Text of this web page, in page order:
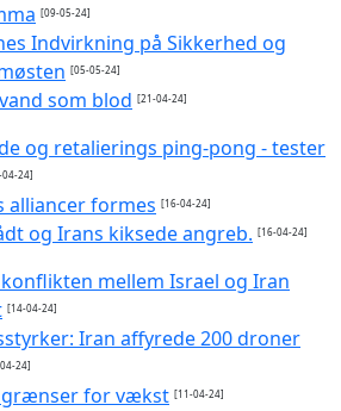
[09-05-24]
Indvirkning på Sikkerhed og
[05-05-24]
som blod [21-04-24]
og retalierings ping-pong - tester
04-24]
alliancer formes [16-04-24]
og Irans kiksede angreb. [16-04-24]
mellem Israel og Iran
[14-04-24]
Iran affyrede 200 droner
24]
grænser for vækst [11-04-24]